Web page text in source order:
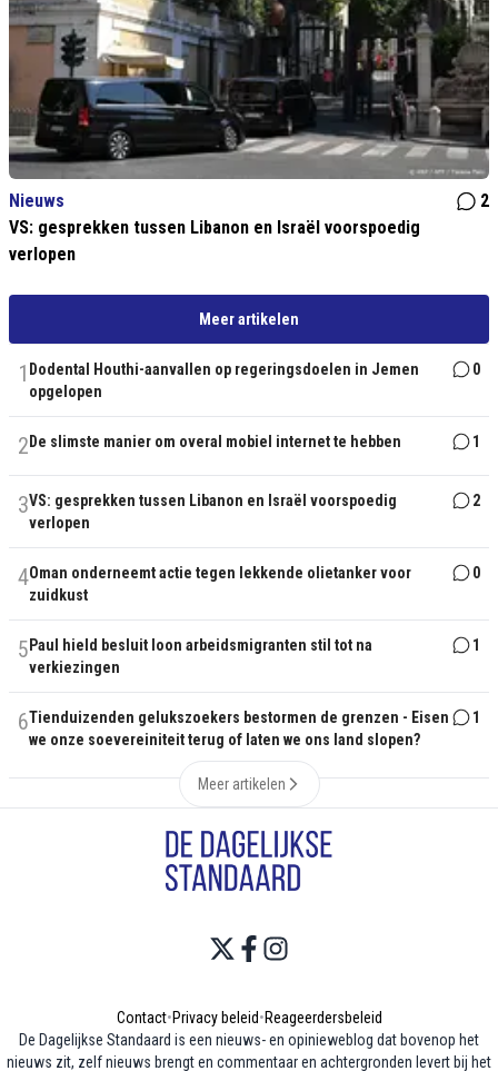
Nieuws
2
VS: gesprekken tussen Libanon en Israël voorspoedig
verlopen
Meer artikelen
1 Dodental Houthi-aanvallen op regeringsdoelen in Jemen
opgelopen
0
2De slimste manier om overal mobiel internet te hebben 1
3VS: gesprekken tussen Libanon en Israël voorspoedig
verlopen
2
4Oman onderneemt actie tegen lekkende olietanker voor
zuidkust
0
5Paul hield besluit loon arbeidsmigranten stil tot na
verkiezingen
1
6Tienduizenden gelukszoekers bestormen de grenzen - Eisen
we onze soevereiniteit terug of laten we ons land slopen?
1
Meer artikelen
Contact•Privacy beleid•Reageerdersbeleid
De Dagelijkse Standaard is een nieuws- en opinieweblog dat bovenop het
nieuws zit, zelf nieuws brengt en commentaar en achtergronden levert bij het